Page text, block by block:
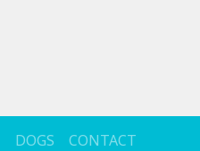
DOGS CONTACT